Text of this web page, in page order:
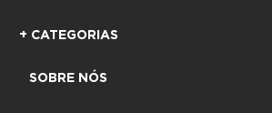
+ CATEGORIAS
SOBRE NÓS